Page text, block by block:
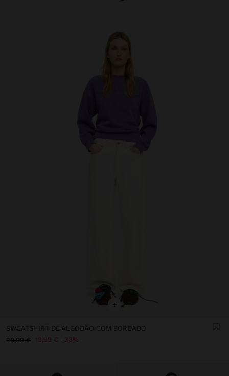
+
SWEATSHIRT DE ALGODÃO COM BORDADO
29,99 €
19,99 € 33%